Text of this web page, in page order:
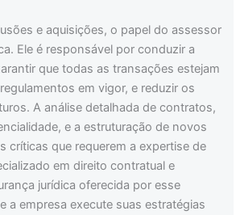
e aquisições, o papel do assessor
Ele é responsável por conduzir a
que todas as transações estejam
em vigor, e reduzir os
A análise detalhada de contratos,
e a estruturação de novos
críticas que requerem a expertise de
em direito contratual e
jurídica oferecida por esse
a empresa execute suas estratégias